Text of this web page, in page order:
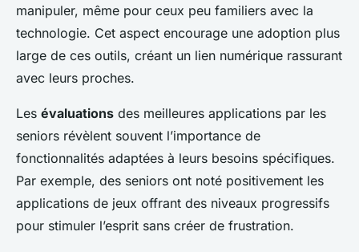
manipuler, même pour ceux peu familiers avec la
technologie. Cet aspect encourage une adoption plus
large de ces outils, créant un lien numérique rassurant
avec leurs proches.
Les évaluations des meilleures applications par les
seniors révèlent souvent l’importance de
fonctionnalités adaptées à leurs besoins spécifiques.
Par exemple, des seniors ont noté positivement les
applications de jeux offrant des niveaux progressifs
pour stimuler l’esprit sans créer de frustration.